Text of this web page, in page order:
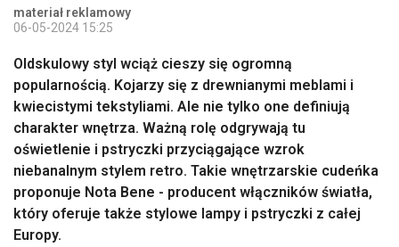
materiał reklamowy
06-05-2024 15:25
Oldskulowy styl wciąż cieszy się ogromną
popularnością. Kojarzy się z drewnianymi meblami i
kwiecistymi tekstyliami. Ale nie tylko one definiują
charakter wnętrza. Ważną rolę odgrywają tu
oświetlenie i pstryczki przyciągające wzrok
niebanalnym stylem retro. Takie wnętrzarskie cudeńka
proponuje Nota Bene - producent włączników światła,
który oferuje także stylowe lampy i pstryczki z całej
Europy.